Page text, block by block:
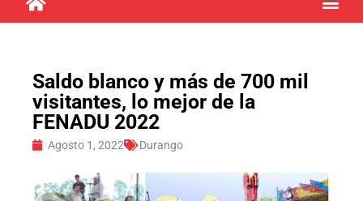
Saldo blanco y más de 700 mil
visitantes, lo mejor de la
FENADU 2022
Agosto 1, 2022 Durango